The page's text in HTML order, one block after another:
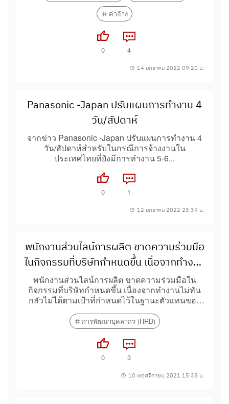
ค่าจ้าง
0 4
14 มกราคม 2022 09:20 น.
Panasonic -Japan ปรับแผนการทำงาน 4
วัน/สัปดาห์
จากข่าว Panasonic -Japan ปรับแผนการทำงาน 4
วัน/สัปดาห์สำหรับในกรณีการจ้างงานใน
ประเทศไทยที่ยังมีการทำงาน 5-6...
0 1
12 มกราคม 2022 23:39 น.
พนักงานส่วนไลน์การผลิต ขาดความร่วมมือ
ในกิจกรรมที่บริษัทกำหนดขึ้น เนื่อจากทำงาน
ไม่ทันกลัวไม่ได้ตามเป้าที่กำหนดไว้
พนักงานส่วนไลน์การผลิต ขาดความร่วมมือใน
กิจกรรมที่บริษัทกำหนดขึ้น เนื่องจากทำงานไม่ทัน
กลัวไม่ได้ตามเป้าที่กำหนดไว้ในฐานะตัวแทนของ
การพัฒนาบุคลากร (HRD)
0 3
10 พฤศจิกายน 2021 15:33 น.